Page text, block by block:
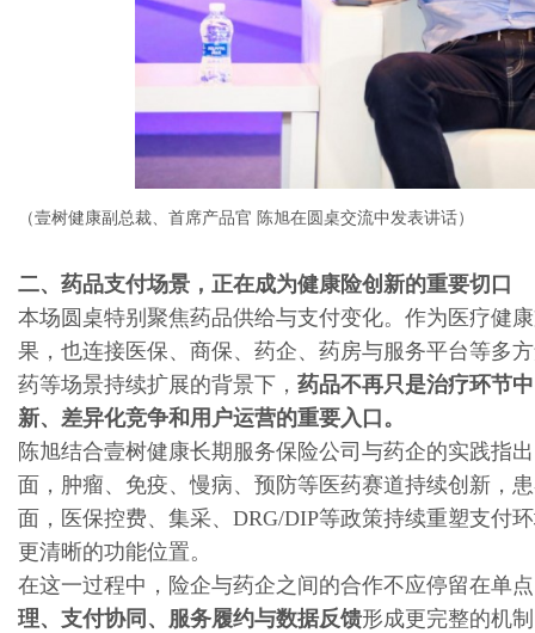
（壹树健康副总裁、首席产品官 陈旭在圆桌交流中发表讲话）
二、药品支付场景，正在成为健康险创新的重要切口
本场圆桌特别聚焦药品供给与支付变化。作为医疗健
果，也连接医保、商保、药企、药房与服务平台等多
药等场景持续扩展的背景下， 药品不再只是治疗环节
新、差异化竞争和用户运营的重要入口。
陈旭结合壹树健康长期服务保险公司与药企的实践指
面，肿瘤、免疫、慢病、预防等医药赛道持续创新，
面，医保控费、集采、DRG/DIP等政策持续重塑支付
更清晰的功能位置。
在这一过程中，险企与药企之间的合作不应停留在单
理、支付协同、服务履约与数据反馈形成更完整的机